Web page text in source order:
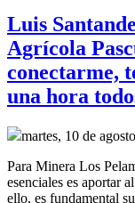
Luis
Agrícola
conectarme,
una hora
martes, 10 de
Para Minera Los
esenciales es aportar
ello, es fundamental